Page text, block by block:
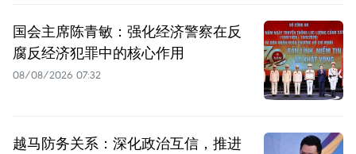
国会主席陈青敏：强化经济警察在反
腐反经济犯罪中的核心作用
08/08/2026 07:32
越马防务关系：深化政治互信，推进